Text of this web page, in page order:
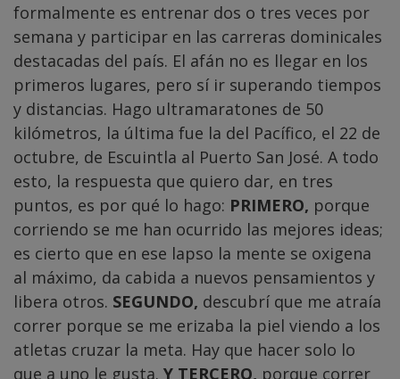
formalmente es entrenar dos o tres veces por
semana y participar en las carreras dominicales
destacadas del país. El afán no es llegar en los
primeros lugares, pero sí ir superando tiempos
y distancias. Hago ultramaratones de 50
kilómetros, la última fue la del Pacífico, el 22 de
octubre, de Escuintla al Puerto San José. A todo
esto, la respuesta que quiero dar, en tres
puntos, es por qué lo hago: PRIMERO, porque
corriendo se me han ocurrido las mejores ideas;
es cierto que en ese lapso la mente se oxigena
al máximo, da cabida a nuevos pensamientos y
libera otros. SEGUNDO, descubrí que me atraía
correr porque se me erizaba la piel viendo a los
atletas cruzar la meta. Hay que hacer solo lo
que a uno le gusta. Y TERCERO, porque correr